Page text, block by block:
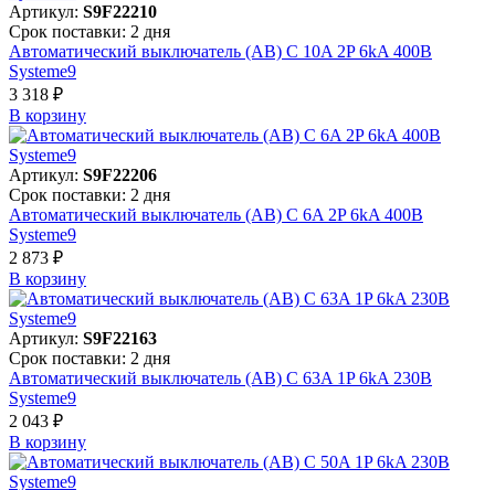
Артикул: S9F22210
Срок поставки: 2 дня
Автоматический выключатель (АВ) C 10A 2P 6kA 400В
Systeme9
3 318 ₽
В корзинy
Артикул: S9F22206
Срок поставки: 2 дня
Автоматический выключатель (АВ) C 6A 2P 6kA 400В
Systeme9
2 873 ₽
В корзинy
Артикул: S9F22163
Срок поставки: 2 дня
Автоматический выключатель (АВ) C 63A 1P 6kA 230В
Systeme9
2 043 ₽
В корзинy